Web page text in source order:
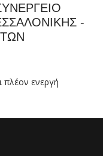
-
πλέον ενεργή